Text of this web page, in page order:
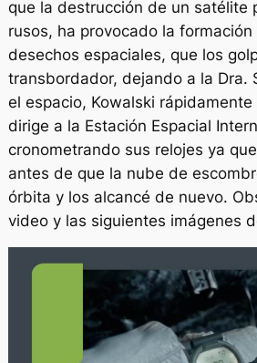
que la destrucción de un satélite
rusos, ha provocado la
desechos espaciales, que los
transbordador, dejando a la Dra.
el espacio, Kowalski
dirige a la Estación Espacial
cronometrando sus relojes ya
antes de que la nube de
órbita y los alcancé de nuevo.
video y las siguientes imágenes